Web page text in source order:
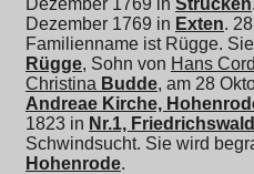
Dezember 1769 in Strücken
Dezember 1769 in Exten.
Familienname ist Rügge.
Rügge, Sohn von Hans Cord
Christina Budde, am 28
Andreae Kirche,
1823 in Nr.1, Friedrichswald
Schwindsucht. Sie wird
Hohenrode.